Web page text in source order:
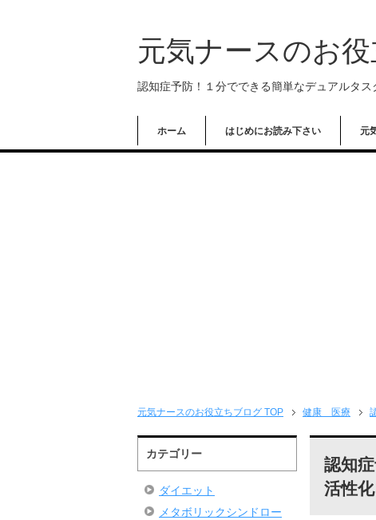
元気ナースのお
認知症予防！１分でできる簡単なデュアルタス
ホーム はじめにお読み下さい 元
元気ナースのお役立ちブログ TOP 健康 医療
認知
活性
カテゴリー
ダイエット
メタボリックシンドロー